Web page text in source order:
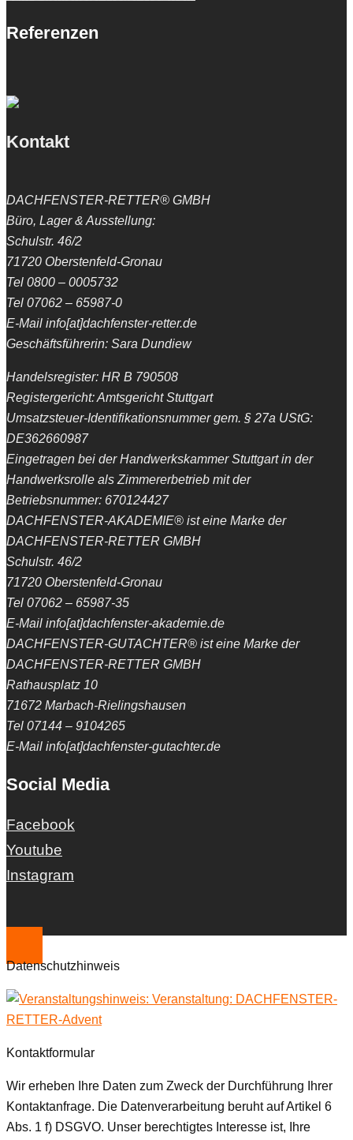
Referenzen
Kontakt
DACHFENSTER-RETTER® GMBH
Büro, Lager & Ausstellung:
Schulstr. 46/2
71720 Oberstenfeld-Gronau
Tel 0800 – 0005732
Tel 07062 – 65987-0
E-Mail info[at]dachfenster-retter.de
Geschäftsführerin: Sara Dundiew
Handelsregister: HR B 790508
Registergericht: Amtsgericht Stuttgart
Umsatzsteuer-Identifikationsnummer gem. § 27a UStG:
DE362660987
Eingetragen bei der Handwerkskammer Stuttgart in der
Handwerksrolle als Zimmererbetrieb mit der
Betriebsnummer: 670124427
DACHFENSTER-AKADEMIE® ist eine Marke der
DACHFENSTER-RETTER GMBH
Schulstr. 46/2
71720 Oberstenfeld-Gronau
Tel 07062 – 65987-35
E-Mail info[at]dachfenster-akademie.de
DACHFENSTER-GUTACHTER® ist eine Marke der
DACHFENSTER-RETTER GMBH
Rathausplatz 10
71672 Marbach-Rielingshausen
Tel 07144 – 9104265
E-Mail info[at]dachfenster-gutachter.de
Social Media
Facebook
Youtube
Instagram
Datenschutzhinweis
Kontaktformular
Wir erheben Ihre Daten zum Zweck der Durchführung Ihrer
Kontaktanfrage. Die Datenverarbeitung beruht auf Artikel 6
Abs. 1 f) DSGVO. Unser berechtigtes Interesse ist, Ihre